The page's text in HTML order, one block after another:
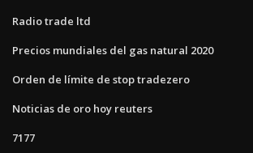
Radio trade ltd
Precios mundiales del gas natural 2020
Orden de límite de stop tradezero
Noticias de oro hoy reuters
7177